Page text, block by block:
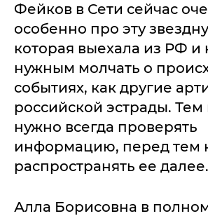
Фейков в Сети сейчас
особенно про эту
которая выехала из РФ и
нужным молчать о
событиях, как другие
российской эстрады.
нужно всегда проверять
информацию, перед тем
распространять ее далее.
Алла Борисовна в